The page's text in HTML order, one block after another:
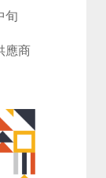
旬
應商